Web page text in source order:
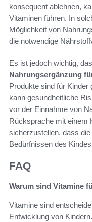
konsequent ablehnen,
Vitaminen führen. In
Möglichkeit von
die notwendige
Es ist jedoch wichtig,
Nahrungsergänzung
Produkte sind für Kinder
kann gesundheitliche
vor der Einnahme von
Rücksprache mit einem
sicherzustellen, dass
Bedürfnissen des
FAQ
Warum sind Vitamine
Vitamine sind
Entwicklung von